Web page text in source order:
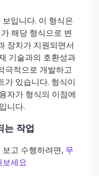
입니다. 이 형식은
해당 형식으로 변
장치가 지원되면서
기술과의 호환성과
극적으로 개발하고
가 있습니다. 형식이
자가 형식의 이점에
니다.
는 작업
고 수행하려면, 무
보세요